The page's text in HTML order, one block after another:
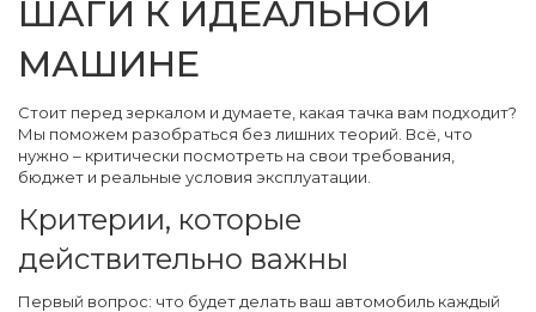
ШАГИ К ИДЕАЛЬНОЙ
МАШИНЕ
Стоит перед зеркалом и думаете, какая тачка вам подходит?
Мы поможем разобраться без лишних теорий. Всё, что
нужно – критически посмотреть на свои требования,
бюджет и реальные условия эксплуатации.
Критерии, которые
действительно важны
Первый вопрос: что будет делать ваш автомобиль каждый